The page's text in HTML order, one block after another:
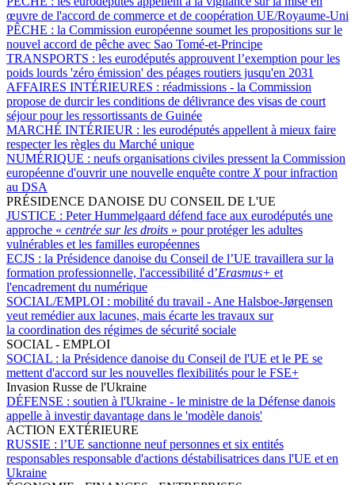
œuvre de l'accord de commerce et de coopération UE/Royaume-Uni
PÊCHE : la Commission européenne soumet les propositions sur le
nouvel accord de pêche avec Sao Tomé-et-Principe
TRANSPORTS : les eurodéputés approuvent l’exemption pour les
poids lourds 'zéro émission' des péages routiers jusqu'en 2031
AFFAIRES INTÉRIEURES : réadmissions - la Commission
propose de durcir les conditions de délivrance des visas de court
séjour pour les ressortissants de Guinée
MARCHÉ INTÉRIEUR : les eurodéputés appellent à mieux faire
respecter les règles du Marché unique
NUMÉRIQUE : neufs organisations civiles pressent la Commission
européenne d'ouvrir une nouvelle enquête contre Xpour infraction
au DSA
PRÉSIDENCE DANOISE DU CONSEIL DE L'UE
JUSTICE : Peter Hummelgaard défend face aux eurodéputés une
approche « centrée sur les droits » pour protéger les adultes
vulnérables et les familles européennes
ECJS : la Présidence danoise du Conseil de l’UE travaillera sur la
formation professionnelle, l'accessibilité d’Erasmus+ et
l'encadrement du numérique
SOCIAL/EMPLOI : mobilité du travail - Ane Halsboe-Jørgensen
veut remédier aux lacunes, mais écarte les travaux sur
la coordination des régimes de sécurité sociale
SOCIAL - EMPLOI
SOCIAL : la Présidence danoise du Conseil de l'UE et le PE se
mettent d'accord sur les nouvelles flexibilités pour le FSE+
Invasion Russe de l'Ukraine
DÉFENSE : soutien à l'Ukraine - le ministre de la Défense danois
appelle à investir davantage dans le 'modèle danois'
ACTION EXTÉRIEURE
RUSSIE : l’UE sanctionne neuf personnes et six entités
responsables responsable d'actions déstabilisatrices dans l'UE et en
Ukraine